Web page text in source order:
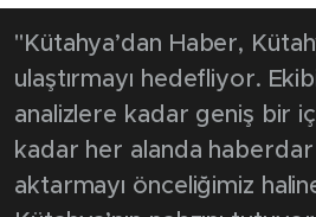
"Kütahya’dan Haber,
ulaştırmayı hedefliyor.
analizlere kadar geniş bir
kadar her alanda haberdar
aktarmayı önceliğimiz